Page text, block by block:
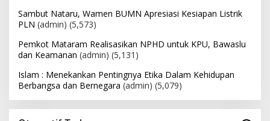
Sambut Nataru, Wamen BUMN Apresiasi Kesiapan Listrik
PLN (admin) (5,573)
Pemkot Mataram Realisasikan NPHD untuk KPU, Bawaslu
dan Keamanan (admin) (5,131)
Islam : Menekankan Pentingnya Etika Dalam Kehidupan
Berbangsa dan Bernegara (admin) (5,079)